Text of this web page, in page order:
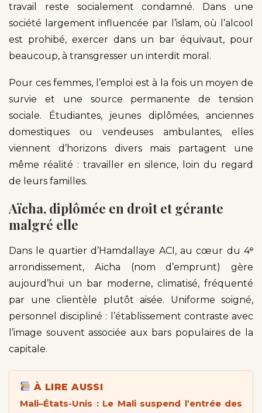
travail reste socialement condamné. Dans une
société largement influencée par l’islam, où l’alcool
est prohibé, exercer dans un bar équivaut, pour
beaucoup, à transgresser un interdit moral.
Pour ces femmes, l’emploi est à la fois un moyen de
survie et une source permanente de tension
sociale. Étudiantes, jeunes diplômées, anciennes
domestiques ou vendeuses ambulantes, elles
viennent d’horizons divers mais partagent une
même réalité : travailler en silence, loin du regard
de leurs familles.
Aïcha, diplômée en droit et gérante
malgré elle
Dans le quartier d’Hamdallaye ACI, au cœur du 4ᵉ
arrondissement, Aïcha (nom d’emprunt) gère
aujourd’hui un bar moderne, climatisé, fréquenté
par une clientèle plutôt aisée. Uniforme soigné,
personnel discipliné : l’établissement contraste avec
l’image souvent associée aux bars populaires de la
capitale.
À LIRE AUSSI
Mali–États-Unis : Le Mali suspend l’entrée des